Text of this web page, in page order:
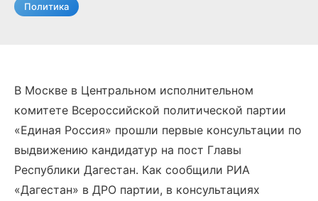
Политика
В Москве в Центральном исполнительном
комитете Всероссийской политической партии
«Единая Россия» прошли первые консультации по
выдвижению кандидатур на пост Главы
Республики Дагестан. Как сообщили РИА
«Дагестан» в ДРО партии, в консультациях